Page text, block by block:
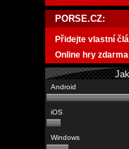
PORSE.CZ:
Přidejte vlastní
Online hry zdarma